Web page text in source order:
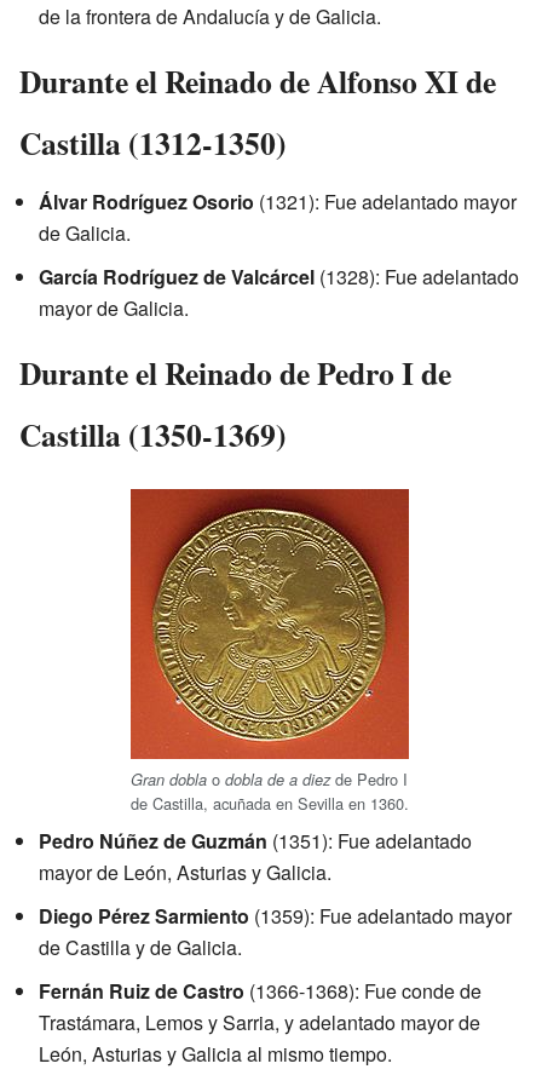
de la frontera de Andalucía y de Galicia.
Durante el Reinado de Alfonso XI de
Castilla (1312-1350)
Álvar Rodríguez Osorio (1321): Fue adelantado mayor
de Galicia.
García Rodríguez de Valcárcel (1328): Fue adelantado
mayor de Galicia.
Durante el Reinado de Pedro I de
Castilla (1350-1369)
Gran dobla o dobla de a diezde Pedro I
de Castilla, acuñada en Sevilla en 1360.
Pedro Núñez de Guzmán (1351): Fue adelantado
mayor de León, Asturias y Galicia.
Diego Pérez Sarmiento (1359): Fue adelantado mayor
de Castilla y de Galicia.
Fernán Ruiz de Castro (1366-1368): Fue conde de
Trastámara, Lemos y Sarria, y adelantado mayor de
León, Asturias y Galicia al mismo tiempo.